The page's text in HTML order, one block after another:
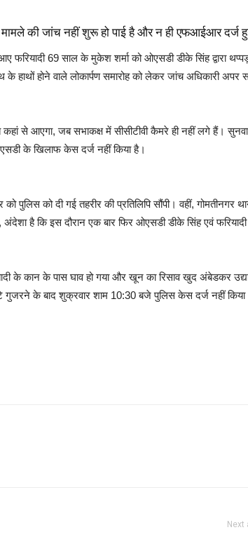
मामले की जांच नहीं शुरू हो पाई है और न ही एफआईआर दर्ज
फरियादी 69 साल के मुकेश शर्मा को ओएसडी डीके सिंह द्वारा
के हाथों होने वाले लोकार्पण समारोह को लेकर जांच अधिकारी
कहां से आएगा, जब सभाकक्ष में सीसीटीवी कैमरे ही नहीं लगे हैं।
के खिलाफ केस दर्ज नहीं किया है।
पुलिस को दी गई तहरीर की प्रतिलिपि सौंपी। वहीं,
है कि इस दौरान एक बार फिर ओएसडी डीके सिंह एवं
के कान के पास घाव हो गया और खून का रिसाव खुद अंबेडकर
के बाद शुक्रवार शाम 10:30 बजे पुलिस केस दर्ज नहीं किया।
Next